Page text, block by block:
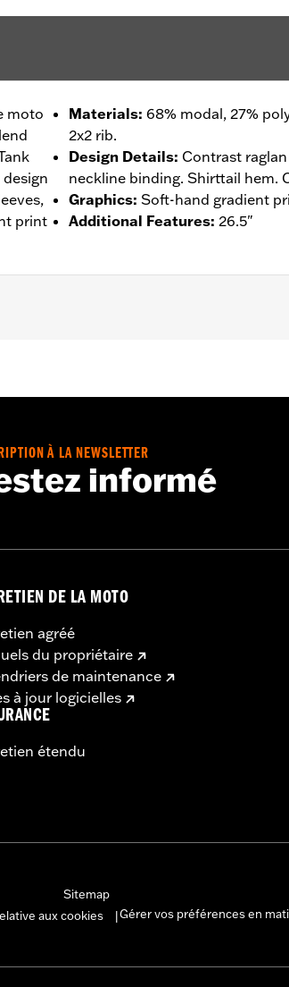
moto
print
Materials: 68% modal, 27%
2x2 rib.
Design Details: Contrast
neckline binding. Shirttail hem.
Graphics: Soft-hand gradient
Additional Features: 26.5"
À LA NEWSLETTER
informé
DE LA MOTO
agréé
du propriétaire
de maintenance
à jour logicielles
étendu
Sitemap
aux cookies Gérer vos préférences en